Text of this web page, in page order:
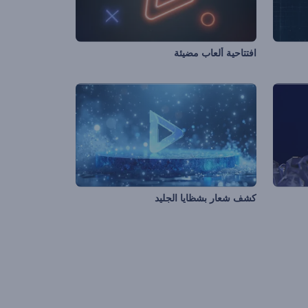
افتتاحية ألعاب مضيئة
كشف شعار بشظايا الجليد